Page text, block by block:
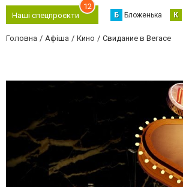
Наші спецпроєкти
12
Б Бложенька К
Головна Афіша Кино Свидание в Вегасе